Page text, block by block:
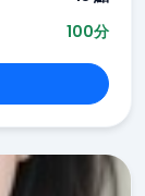
100分